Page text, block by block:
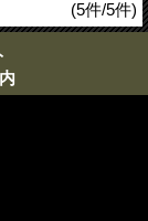
(5件/5件)